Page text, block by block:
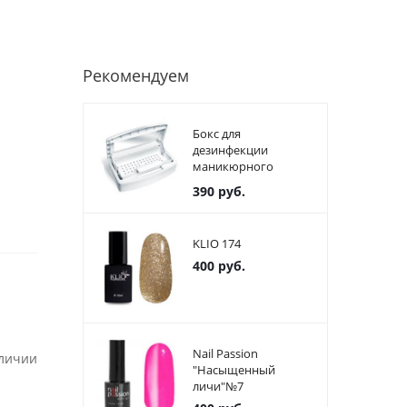
Рекомендуем
Бокс для
дезинфекции
маникюрного
инструмента
пластиковый
390 руб.
KLIO 174
400 руб.
Nail Passion
"Насыщенный
личи"№7